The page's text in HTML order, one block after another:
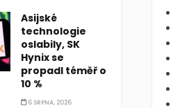
Asijské
technologie
oslabily, SK
Hynix se
propadl téměř o
10 %
6 SRPNA, 2026